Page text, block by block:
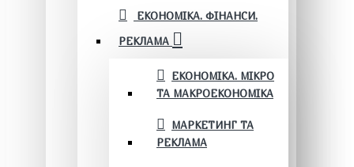
ЕКОНОМІКА. ФІНАНСИ.
РЕКЛАМА
ЕКОНОМІКА. МІКРО
ТА МАКРОЕКОНОМІКА
МАРКЕТИНГ ТА
РЕКЛАМА